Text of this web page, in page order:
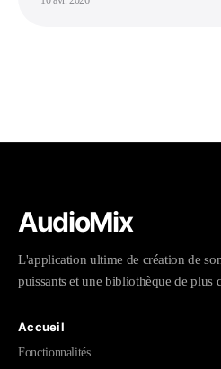
AudioMix
L'application ultime de création de
puissants et une bibliothèque de plus
Accueil
Fonctionnalités